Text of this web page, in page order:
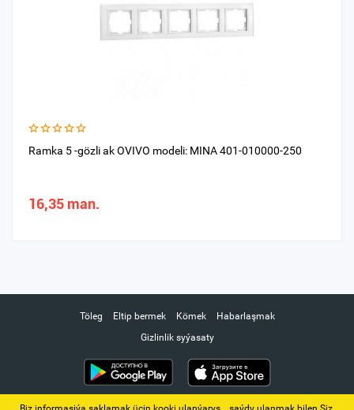
Ramka 5 -gözli ak OVIVO modeli: MINA 401-010000-250
16,35 man.
Töleg Eltip bermek Kömek
Habarlaşmak
Gizlinlik syýasaty